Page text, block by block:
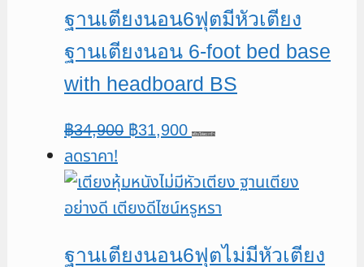
ฐานเตียงนอน6ฟุตมีหัวเตียง
ฐานเตียงนอน 6-foot bed base
with headboard BS
฿34,900 Original
was:
฿34,900.
฿31,900Current
is:
฿31,900.
หยิบใส่ตะกร้า
ลดราคา!
ฐานเตียงนอน6ฟุตไม่มีหัวเตียง